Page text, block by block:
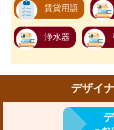
賃貸用語
浄水器
デザイ